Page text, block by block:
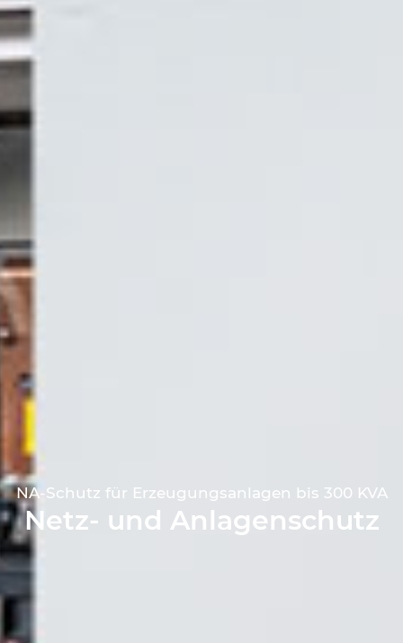
NA-Schutz für Erzeugungsanlagen bis 300 KVA
Netz- und Anlagenschutz